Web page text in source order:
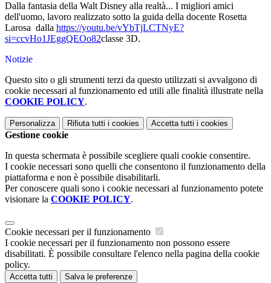
Dalla fantasia della Walt Disney alla realtà... I migliori amici
dell'uomo, lavoro realizzato sotto la guida della docente Rosetta
Larosa dalla https://youtu.be/vYbTjLCTNyE?
si=ccvHo1JEggQEOo82classe 3D.
Notizie
Questo sito o gli strumenti terzi da questo utilizzati si avvalgono di
cookie necessari al funzionamento ed utili alle finalità illustrate nella
COOKIE POLICY.
Personalizza Rifiuta tutti i cookies Accetta tutti i cookies
Gestione cookie
In questa schermata è possibile scegliere quali cookie consentire.
I cookie necessari sono quelli che consentono il funzionamento della
piattaforma e non è possibile disabilitarli.
Per conoscere quali sono i cookie necessari al funzionamento potete
visionare la COOKIE POLICY.
Cookie necessari per il funzionamento
I cookie necessari per il funzionamento non possono essere
disabilitati. È possibile consultare l'elenco nella pagina della cookie
policy.
Accetta tutti Salva le preferenze